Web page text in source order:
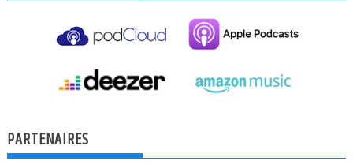
PARTENAIRES